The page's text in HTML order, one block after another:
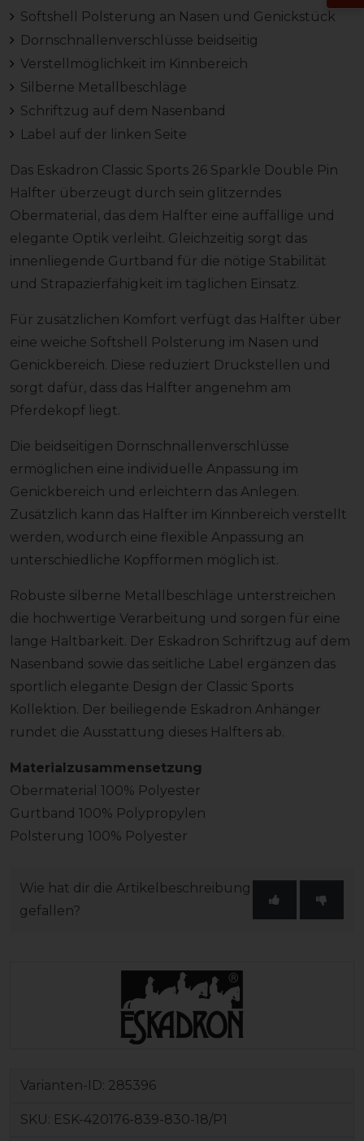
Softshell Polsterung an Nasen und Genickstück
Dornschnallenverschlüsse beidseitig
Verstellmöglichkeit im Kinnbereich
Silberne Metallbeschläge
Schriftzug auf dem Nasenband
Label auf der linken Seite
Das Eskadron Classic Sports 26 Sparkle Double Pin
Halfter überzeugt durch sein glitzerndes
Obermaterial, das dem Halfter eine auffällige und
elegante Optik verleiht. Gleichzeitig sorgt das
innenliegende Gurtband für die nötige Stabilität
und Strapazierfähigkeit im täglichen Einsatz.
Für zusätzlichen Komfort verfügt das Halfter über
eine weiche Softshell Polsterung im Nasen und
Genickbereich. Diese reduziert Druckstellen und
sorgt dafür, dass das Halfter angenehm am
Pferdekopf liegt.
Die beidseitigen Dornschnallenverschlüsse
ermöglichen eine individuelle Anpassung im
Genickbereich und erleichtern das Anlegen.
Zusätzlich kann das Halfter im Kinnbereich verstellt
werden, wodurch eine flexible Anpassung an
unterschiedliche Kopfformen möglich ist.
Robuste silberne Metallbeschläge unterstreichen
die hochwertige Verarbeitung und sorgen für eine
lange Haltbarkeit. Der Eskadron Schriftzug auf dem
Nasenband sowie das seitliche Label ergänzen das
sportlich elegante Design der Classic Sports
Kollektion. Der beiliegende Eskadron Anhänger
rundet die Ausstattung dieses Halfters ab.
Materialzusammensetzung
Obermaterial 100% Polyester
Gurtband 100% Polypropylen
Polsterung 100% Polyester
Wie hat dir die Artikelbeschreibung
gefallen?
Varianten-ID: 285396
SKU: ESK-420176-839-830-18/P1